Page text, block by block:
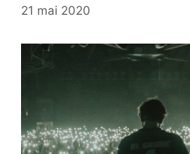
21 mai 2020